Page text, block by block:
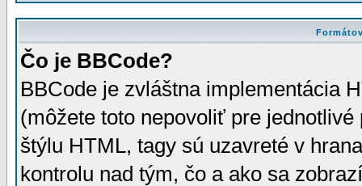
Čo je BBCode?
BBCode je zvláštna implementácia
(môžete toto nepovoliť pre
štýlu HTML, tagy sú uzavreté v
kontrolu nad tým, čo a ako sa